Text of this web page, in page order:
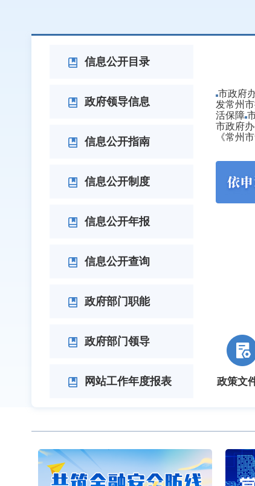
信息公开目录
政府领导信息
信息公开指南
信息公开制度
信息公开年报
信息公开查询
政府部门职能
政府部门领导
网站工作年度报表
市政府
发常州
活保障
市政府
《常州
政策文